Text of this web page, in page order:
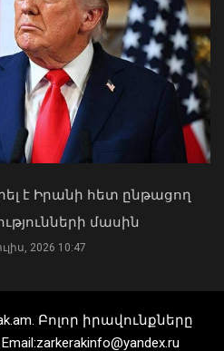
մեկ
է
է
է Իրանի հետ ընթացող
մասին
2026 10:47
Բոլոր իրավունքները